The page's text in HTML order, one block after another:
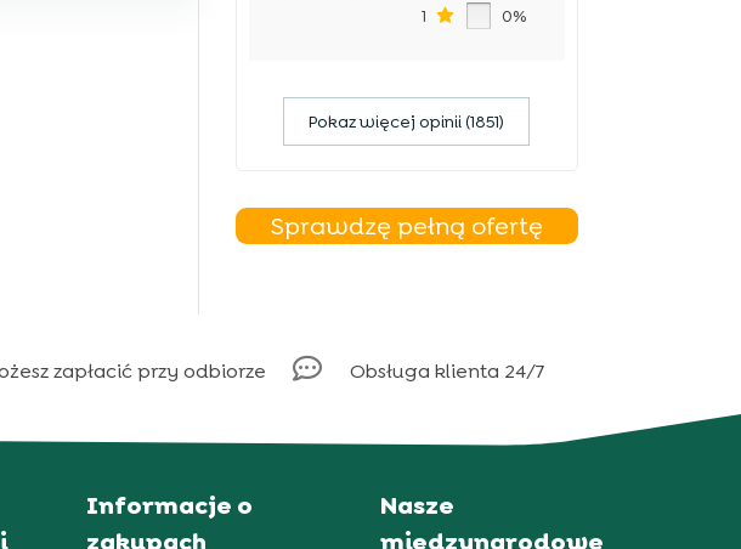
1 0%
Pokaz więcej opinii (1851)
Sprawdzę pełną ofertę
zapłacić przy odbiorze  Obsługa klienta 24/7
Informacje o
zakupach
Nasze
międzynarodowe